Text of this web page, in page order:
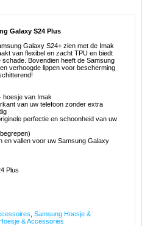
Galaxy S24 Plus
Galaxy S24+ zien met de Imak
van flexibel en zacht TPU en biedt
Bovendien heeft de Samsung
verhoogde lippen voor bescherming
hoesje van Imak
van uw telefoon zonder extra
perfectie en schoonheid van uw
en vallen voor uw Samsung Galaxy
Plus
Samsung Hoesje &
& Accessories